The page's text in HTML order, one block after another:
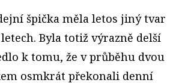
špička měla letos jiný tvar
Byla totiž výrazně delší
k tomu, že v průběhu dvou
osmkrát překonali denní